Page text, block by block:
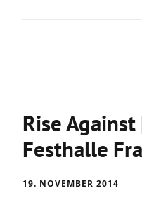
Rise
Festhalle
19. NOVEMBER 2014